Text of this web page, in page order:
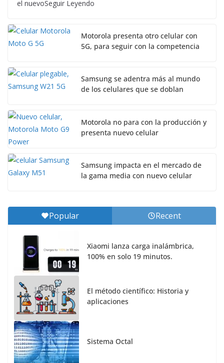
el nuevoSeguir Leyendo
Motorola presenta otro celular con
5G, para seguir con la competencia
Samsung se adentra más al mundo
de los celulares que se doblan
Motorola no para con la producción y
presenta nuevo celular
Samsung impacta en el mercado de
la gama media con nuevo celular
Popular Recent
Xiaomi lanza carga inalámbrica,
100% en solo 19 minutos.
El método científico: Historia y
aplicaciones
Sistema Octal